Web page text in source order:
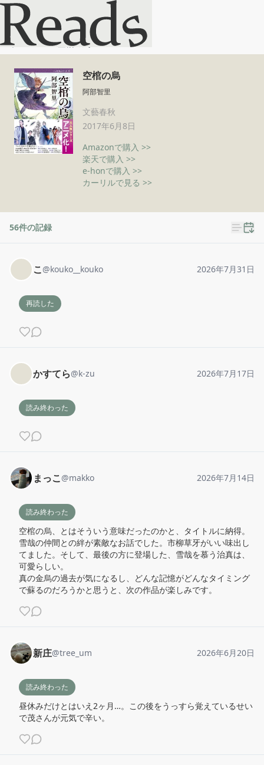
空棺の烏
ホーム 空棺の烏
空棺の烏
阿部智里
文藝春秋
2017年6月8日
Amazonで購入 >>
楽天で購入 >>
e-honで購入 >>
カーリルで見る >>
56件の記録
こ@kouko__kouko 2026年7月31日
再読した
かすてら@k-zu 2026年7月17日
読み終わった
まっこ@makko 2026年7月14日
読み終わった
空棺の烏、とはそういう意味だったのかと、タイトルに納得。
雪哉の仲間との絆が素敵なお話でした。市柳草牙がいい味出し
てました。そして、最後の方に登場した、雪哉を慕う治真は、
可愛らしい。
真の金烏の過去が気になるし、どんな記憶がどんなタイミング
で蘇るのだろうかと思うと、次の作品が楽しみです。
新庄@tree_um 2026年6月20日
読み終わった
昼休みだけとはいえ2ヶ月…。この後をうっすら覚えているせい
で茂さんが元気で辛い。